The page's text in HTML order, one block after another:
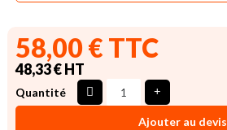
58,00 € TTC
48,33 € HT
Quantité
Ajouter au devis